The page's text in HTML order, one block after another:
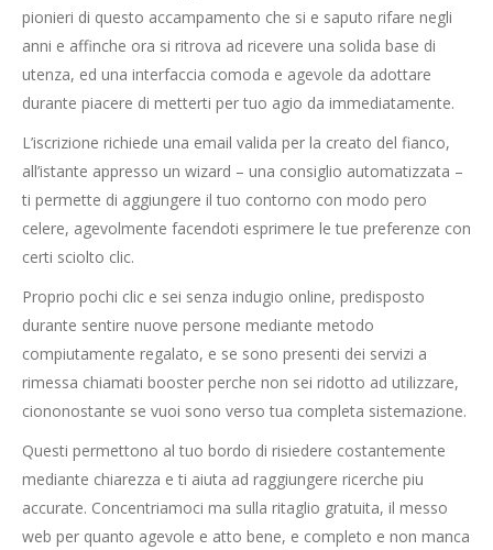
pionieri di questo accampamento che si e saputo rifare negli
anni e affinche ora si ritrova ad ricevere una solida base di
utenza, ed una interfaccia comoda e agevole da adottare
durante piacere di metterti per tuo agio da immediatamente.
L’iscrizione richiede una email valida per la creato del fianco,
all’istante appresso un wizard – una consiglio automatizzata –
ti permette di aggiungere il tuo contorno con modo pero
celere, agevolmente facendoti esprimere le tue preferenze con
certi sciolto clic.
Proprio pochi clic e sei senza indugio online, predisposto
durante sentire nuove persone mediante metodo
compiutamente regalato, e se sono presenti dei servizi a
rimessa chiamati booster perche non sei ridotto ad utilizzare,
ciononostante se vuoi sono verso tua completa sistemazione.
Questi permettono al tuo bordo di risiedere costantemente
mediante chiarezza e ti aiuta ad raggiungere ricerche piu
accurate. Concentriamoci ma sulla ritaglio gratuita, il messo
web per quanto agevole e atto bene, e completo e non manca